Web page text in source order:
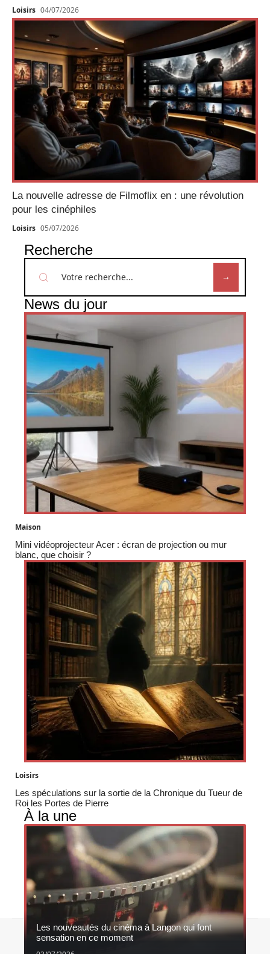
Loisirs 04/07/2026
La nouvelle adresse de Filmoflix en : une révolution
pour les cinéphiles
Loisirs 05/07/2026
Recherche
News du jour
Maison
Mini vidéoprojecteur Acer : écran de projection ou mur
blanc, que choisir ?
Loisirs
Les spéculations sur la sortie de la Chronique du Tueur de
Roi les Portes de Pierre
À la une
Les nouveautés du cinéma à Langon qui font
sensation en ce moment
Contact Mentions légales Sitemap